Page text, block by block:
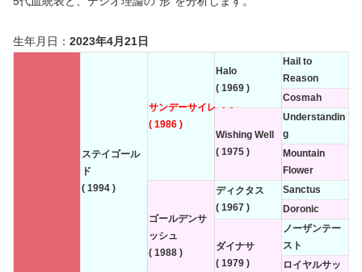
生年月日： 2023年4月21日
ステイゴール
ド
( 1994 )
サンデーサイレンス
( 1986 )
Halo
( 1969 )
Hail to
Reason
Cosmah
Wishing Well
( 1975 )
Understandin
g
Mountain
Flower
ゴールデンサ
ッシュ
( 1988 )
ディクタス
( 1967 )
Sanctus
Doronic
ダイナサ
( 1979 )
ノーザンテー
スト
ロイヤルサッ